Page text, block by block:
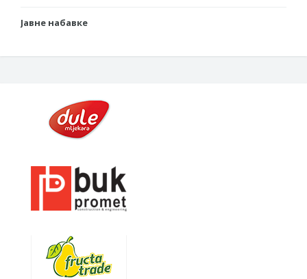
Јавне набавке